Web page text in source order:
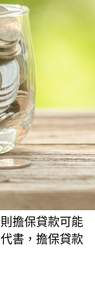
擔保貸款可能
書，擔保貸款